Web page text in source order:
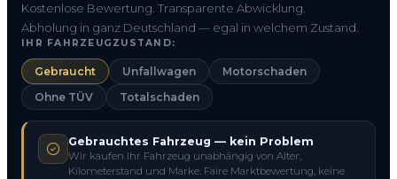
Kontakt
FAQ
0800 1553 5546
Kostenlos anfragen
Kostenlose Bewertung. Transparente Abwicklung.
Abholung in ganz Deutschland — egal in welchem Zustand.
IHR FAHRZEUGZUSTAND:
Gebraucht Unfallwagen
Motorschaden
Ohne TÜV
Totalschaden
Gebrauchtes Fahrzeug — kein Problem
Wir kaufen Ihr Fahrzeug unabhängig von Alter,
Kilometerstand und Marke. Faire Marktbewertung, keine